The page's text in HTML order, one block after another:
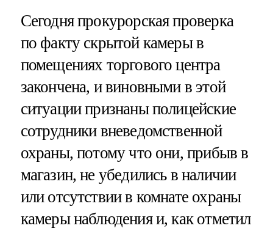
Сегодня прокурорская проверка
по факту скрытой камеры в
помещениях торгового центра
закончена, и виновными в этой
ситуации признаны полицейские
сотрудники вневедомственной
охраны, потому что они, прибыв в
магазин, не убедились в наличии
или отсутствии в комнате охраны
камеры наблюдения и, как отметил